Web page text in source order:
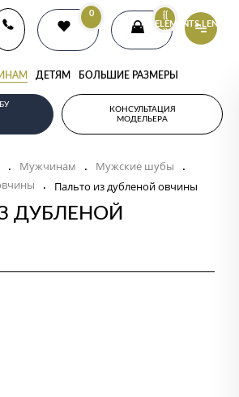
0
{{
ELEMENTS.LENGTH
}}
ДЕТЯМ БОЛЬШИЕ РАЗМЕРЫ
КОНСУЛЬТАЦИЯ
МОДЕЛЬЕРА
. Мужчинам . Мужские шубы .
. Пальто из дубленой овчины
ДУБЛЕНОЙ